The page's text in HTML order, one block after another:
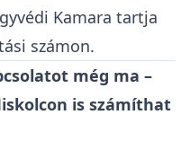
Kamara tartja
számon.
még ma –
is számíthat